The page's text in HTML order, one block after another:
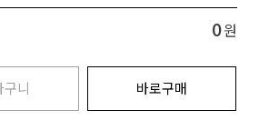
0 원
구니 바로구매